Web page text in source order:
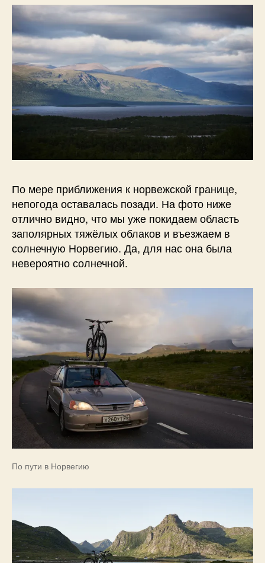
По мере приближения к норвежской границе,
непогода оставалась позади. На фото ниже
отлично видно, что мы уже покидаем область
заполярных тяжёлых облаков и въезжаем в
солнечную Норвегию. Да, для нас она была
невероятно солнечной.
По пути в Норвегию